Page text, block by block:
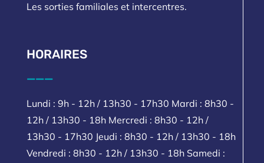
Les sorties familiales et intercentres.
HORAIRES
___
Lundi : 9h - 12h / 13h30 - 17h30 Mardi : 8h30 -
12h / 13h30 - 18h Mercredi : 8h30 - 12h /
13h30 - 17h30 Jeudi : 8h30 - 12h / 13h30 - 18h
Vendredi : 8h30 - 12h / 13h30 - 18h Samedi :